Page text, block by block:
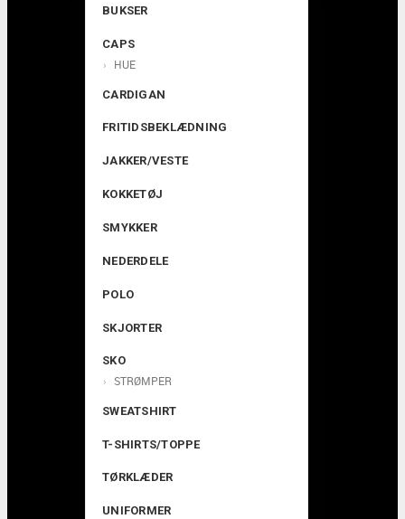
BUKSER
CAPS
HUE
CARDIGAN
FRITIDSBEKLÆDNING
JAKKER/VESTE
KOKKETØJ
SMYKKER
NEDERDELE
POLO
SKJORTER
SKO
STRØMPER
SWEATSHIRT
T-SHIRTS/TOPPE
TØRKLÆDER
UNIFORMER